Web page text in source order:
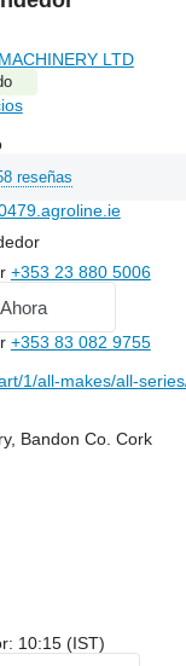
LTD
reseñas
+353 23 880 5006
+353 83 082 9755
1/all-makes/all-
Bandon Co. Cork
10:15 (IST)